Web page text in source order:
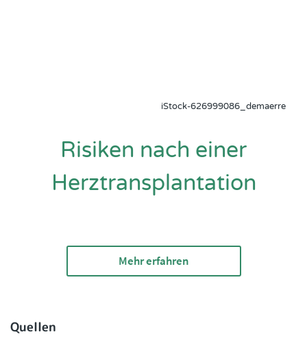
iStock-626999086_demaerre
Risiken nach einer
Herztransplantation
Mehr erfahren
Quellen